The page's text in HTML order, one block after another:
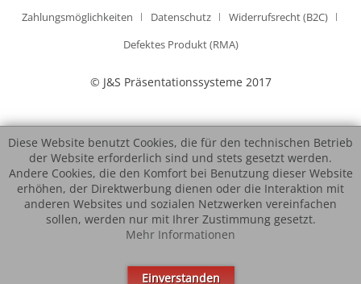
Zahlungsmöglichkeiten
Datenschutz
Widerrufsrecht (B2C)
Defektes Produkt (RMA)
© J&S Präsentationssysteme 2017
Diese Website benutzt Cookies, die für den technischen Betrieb
der Website erforderlich sind und stets gesetzt werden.
Andere Cookies, die den Komfort bei Benutzung dieser Website
erhöhen, der Direktwerbung dienen oder die Interaktion mit
anderen Websites und sozialen Netzwerken vereinfachen
sollen, werden nur mit Ihrer Zustimmung gesetzt.
Mehr Informationen
Einverstanden